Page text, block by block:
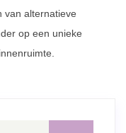
van alternatieve
op een unieke